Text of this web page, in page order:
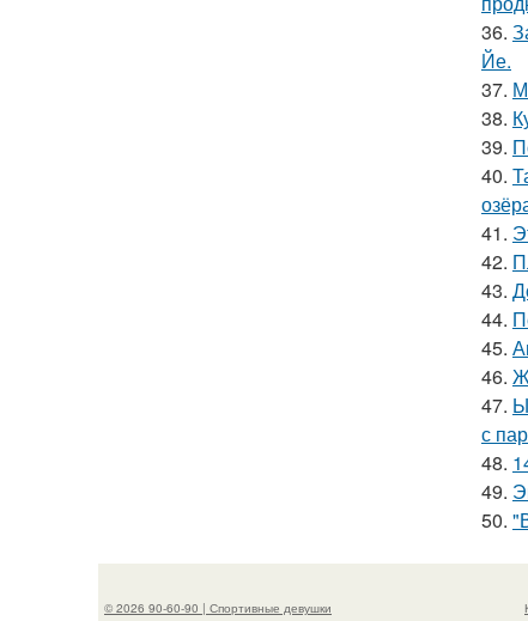
36.
Йе.
37.
38.
39.
40.
41.
42.
43.
44.
45.
46.
47.
с
48.
49.
50.
© 2026 90-60-90 | Спортивные девушки